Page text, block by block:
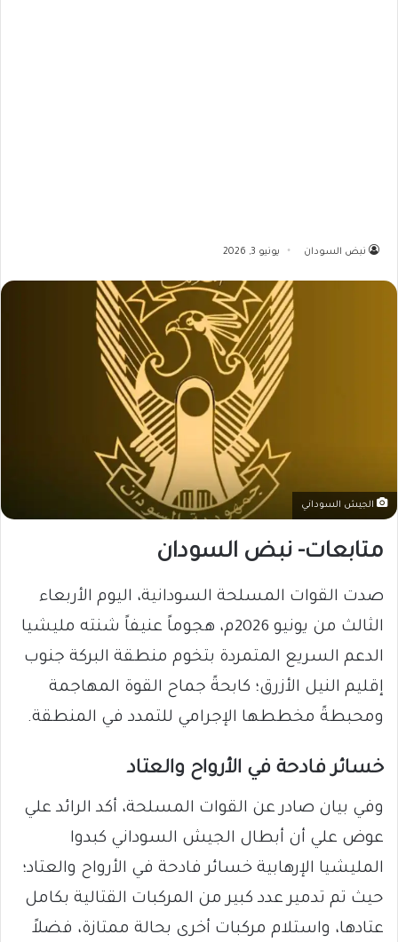
نبض السودان يونيو 3, 2026
الجيش السوداني
متابعات- نبض السودان
صدت القوات المسلحة السودانية، اليوم الأربعاء
الثالث من يونيو 2026م، هجوماً عنيفاً شنته مليشيا
الدعم السريع المتمردة بتخوم منطقة البركة جنوب
إقليم النيل الأزرق؛ كابحةً جماح القوة المهاجمة
ومحبطةً مخططها الإجرامي للتمدد في المنطقة.
خسائر فادحة في الأرواح والعتاد
وفي بيان صادر عن القوات المسلحة، أكد الرائد علي
عوض علي أن أبطال الجيش السوداني كبدوا
المليشيا الإرهابية خسائر فادحة في الأرواح والعتاد؛
حيث تم تدمير عدد كبير من المركبات القتالية بكامل
عتادها، واستلام مركبات أخرى بحالة ممتازة، فضلاً